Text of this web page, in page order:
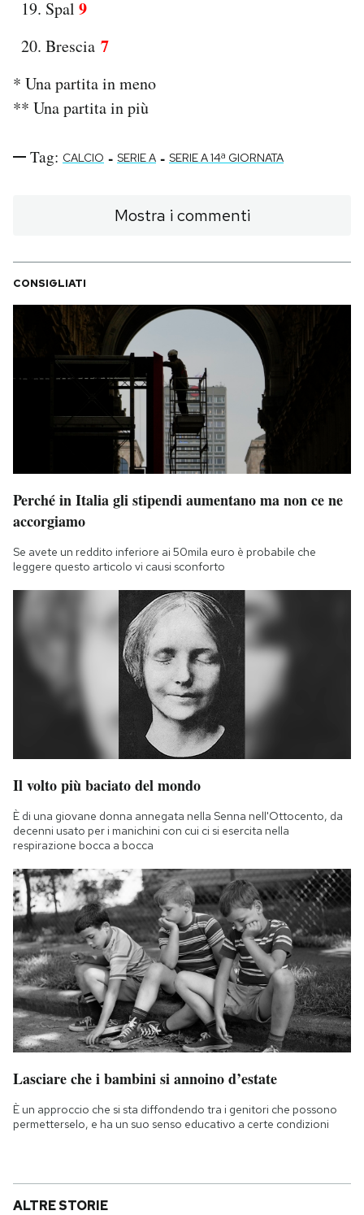
Spal 9
Brescia 7
* Una partita in meno
** Una partita in più
Tag: CALCIO - SERIE A - SERIE A 14ª GIORNATA
Mostra i commenti
CONSIGLIATI
Perché in Italia gli stipendi aumentano ma non ce ne
accorgiamo
Se avete un reddito inferiore ai 50mila euro è probabile che
leggere questo articolo vi causi sconforto
Il volto più baciato del mondo
È di una giovane donna annegata nella Senna nell'Ottocento, da
decenni usato per i manichini con cui ci si esercita nella
respirazione bocca a bocca
Lasciare che i bambini si annoino d’estate
È un approccio che si sta diffondendo tra i genitori che possono
permetterselo, e ha un suo senso educativo a certe condizioni
ALTRE STORIE